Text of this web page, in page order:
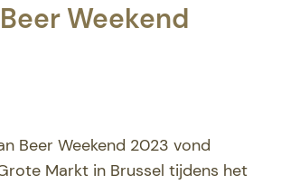
Weekend
Beer Weekend 2023 vond
Markt in Brussel tijdens het